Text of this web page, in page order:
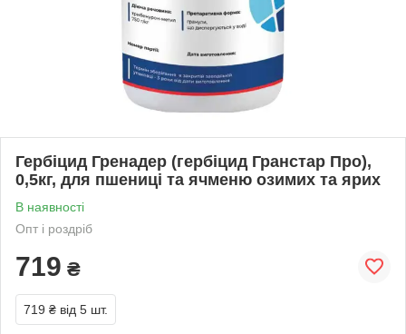
Гербіцид Гренадер (гербіцид Гранстар Про),
0,5кг, для пшениці та ячменю озимих та ярих
В наявності
Опт і роздріб
719 ₴
719 ₴ від 5 шт.